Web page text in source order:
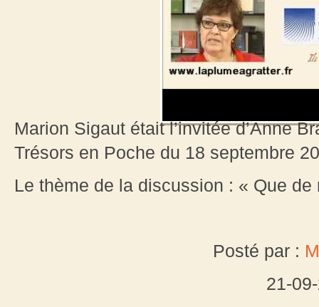
Marion Sigaut était l’invitée d’Anne
Trésors en Poche du 18 septembre
Le thème de la discussion : « Que
Posté par :
21-